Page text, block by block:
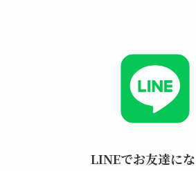
LINEでお友達に